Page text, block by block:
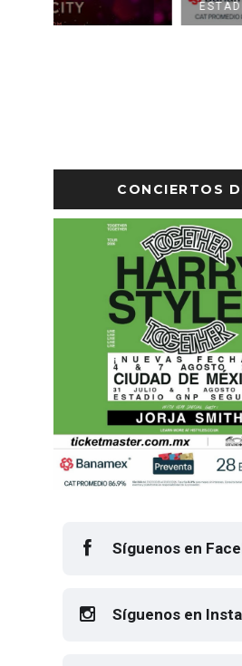
ESTADI...
CONCIERTOS
Síguenos en
Síguenos en